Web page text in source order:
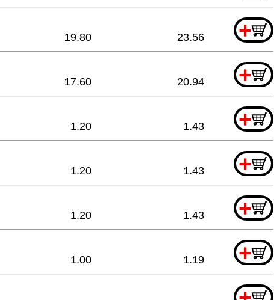
+
19.80 23.56
+
17.60 20.94
+
1.20 1.43
+
1.20 1.43
+
1.20 1.43
+
1.00 1.19